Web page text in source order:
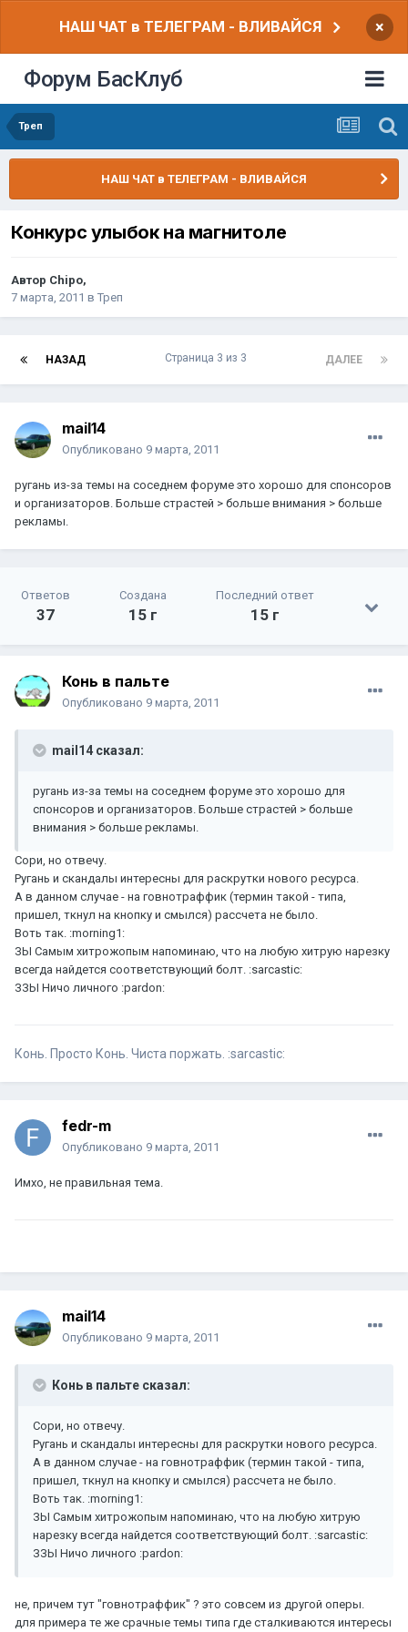
НАШ ЧАТ в ТЕЛЕГРАМ - ВЛИВАЙСЯ ×
Форум БасКлуб
Треп
НАШ ЧАТ в ТЕЛЕГРАМ - ВЛИВАЙСЯ
Конкурс улыбок на магнитоле
Автор Chipo,
7 марта, 2011 в Треп
НАЗАД ДАЛЕЕ
Страница 3 из 3
mail14
Опубликовано 9 марта, 2011
ругань из-за темы на соседнем форуме это хорошо для спонсоров
и организаторов. Больше страстей > больше внимания > больше
рекламы.
Ответов
37
Создана
15 г
Последний ответ
15 г
Конь в пальте
Опубликовано 9 марта, 2011
mail14 сказал:
ругань из-за темы на соседнем форуме это хорошо для
спонсоров и организаторов. Больше страстей > больше
внимания > больше рекламы.
Сори, но отвечу.
Ругань и скандалы интересны для раскрутки нового ресурса.
А в данном случае - на говнотраффик (термин такой - типа,
пришел, ткнул на кнопку и смылся) рассчета не было.
Воть так. :morning1:
ЗЫ Самым хитрожопым напоминаю, что на любую хитрую нарезку
всегда найдется соответствующий болт. :sarcastic:
ЗЗЫ Ничо личного :pardon:
Конь. Просто Конь. Чиста поржать. :sarcastic:
fedr-m
Опубликовано 9 марта, 2011
Имхо, не правильная тема.
mail14
Опубликовано 9 марта, 2011
Конь в пальте сказал:
Сори, но отвечу.
Ругань и скандалы интересны для раскрутки нового ресурса.
А в данном случае - на говнотраффик (термин такой - типа,
пришел, ткнул на кнопку и смылся) рассчета не было.
Воть так. :morning1:
ЗЫ Самым хитрожопым напоминаю, что на любую хитрую
нарезку всегда найдется соответствующий болт. :sarcastic:
ЗЗЫ Ничо личного :pardon:
не, причем тут "говнотраффик" ? это совсем из другой оперы.
для примера те же срачные темы типа где сталкиваются интересы